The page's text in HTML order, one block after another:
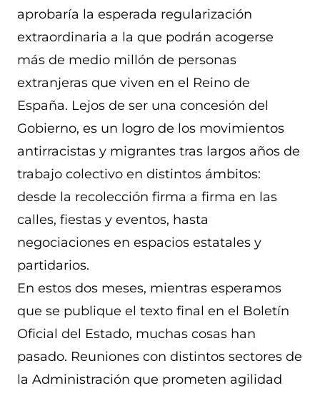
aprobaría la esperada regularización
extraordinaria a la que podrán acogerse
más de medio millón de personas
extranjeras que viven en el Reino de
España. Lejos de ser una concesión del
Gobierno, es un logro de los movimientos
antirracistas y migrantes tras largos años de
trabajo colectivo en distintos ámbitos:
desde la recolección firma a firma en las
calles, fiestas y eventos, hasta
negociaciones en espacios estatales y
partidarios.
En estos dos meses, mientras esperamos
que se publique el texto final en el Boletín
Oficial del Estado, muchas cosas han
pasado. Reuniones con distintos sectores de
la Administración que prometen agilidad